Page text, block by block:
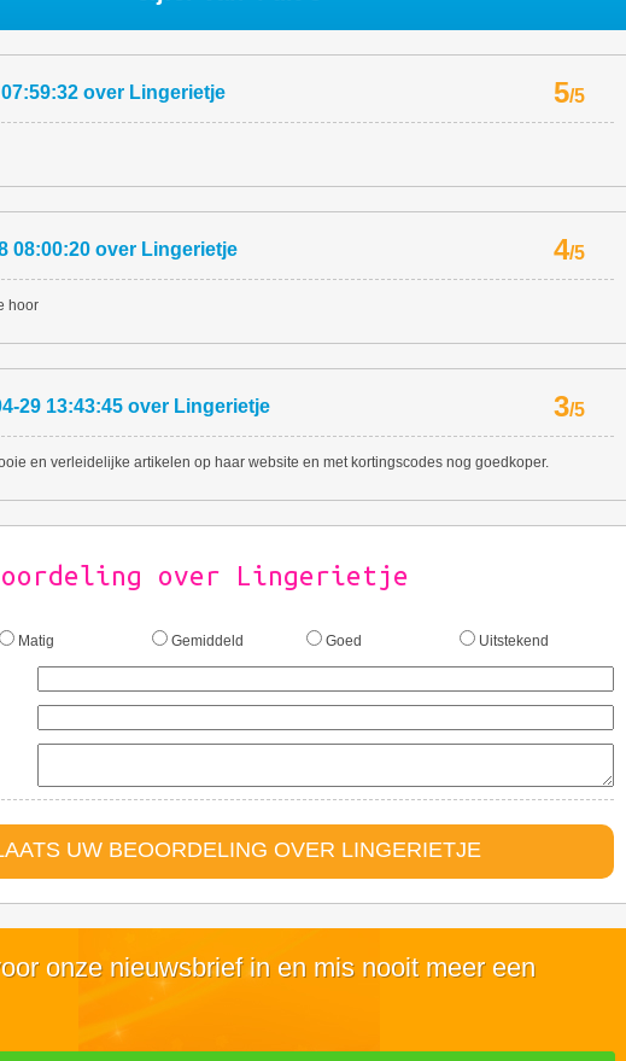
over Lingerietje 5/5
08:00:20 over Lingerietje 4/5
hoor
29 13:43:45 over Lingerietje 3/5
en verleidelijke artikelen op haar website en met kortingscodes nog goedkoper.
over Lingerietje
Matig Gemiddeld Goed Uitstekend
UW BEOORDELING OVER LINGERIETJE
onze nieuwsbrief in en mis nooit meer een